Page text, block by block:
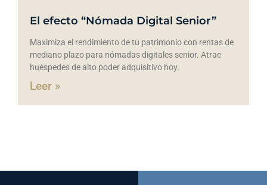
El efecto “Nómada Digital Senior”
Maximiza el rendimiento de tu patrimonio con rentas de
mediano plazo para nómadas digitales senior. Atrae
huéspedes de alto poder adquisitivo hoy.
Leer »